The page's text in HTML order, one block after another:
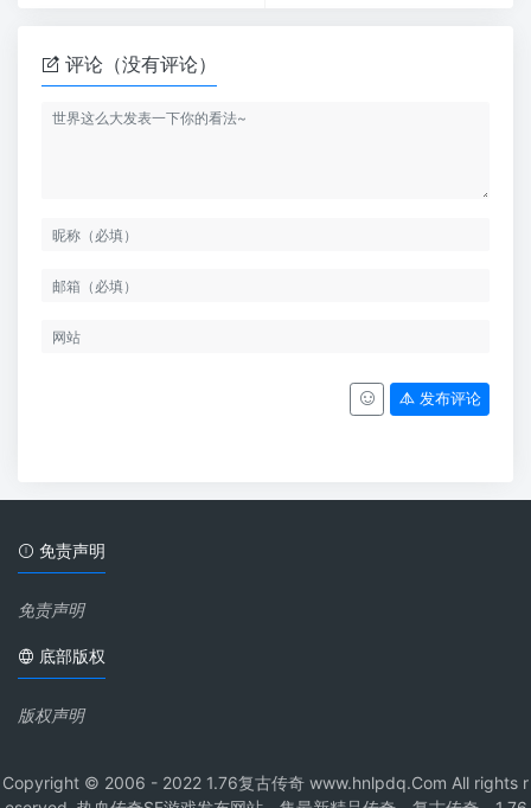
评论（没有评论）
发布评论
免责声明
免责声明
底部版权
版权声明
Copyright © 2006 - 2022 1.76复古传奇 www.hnlpdq.Com All rights r